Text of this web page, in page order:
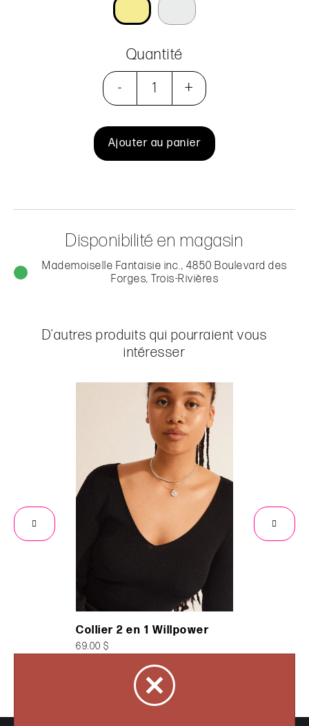
Quantité
- +
Ajouter au panier
Disponibilité en magasin
Mademoiselle Fantaisie inc., 4850 Boulevard des
Forges, Trois-Rivières
D'autres produits qui pourraient vous
intéresser
Collier 2 en 1 Willpower
69.00 $